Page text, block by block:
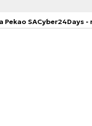
Pekao SACyber24Days -